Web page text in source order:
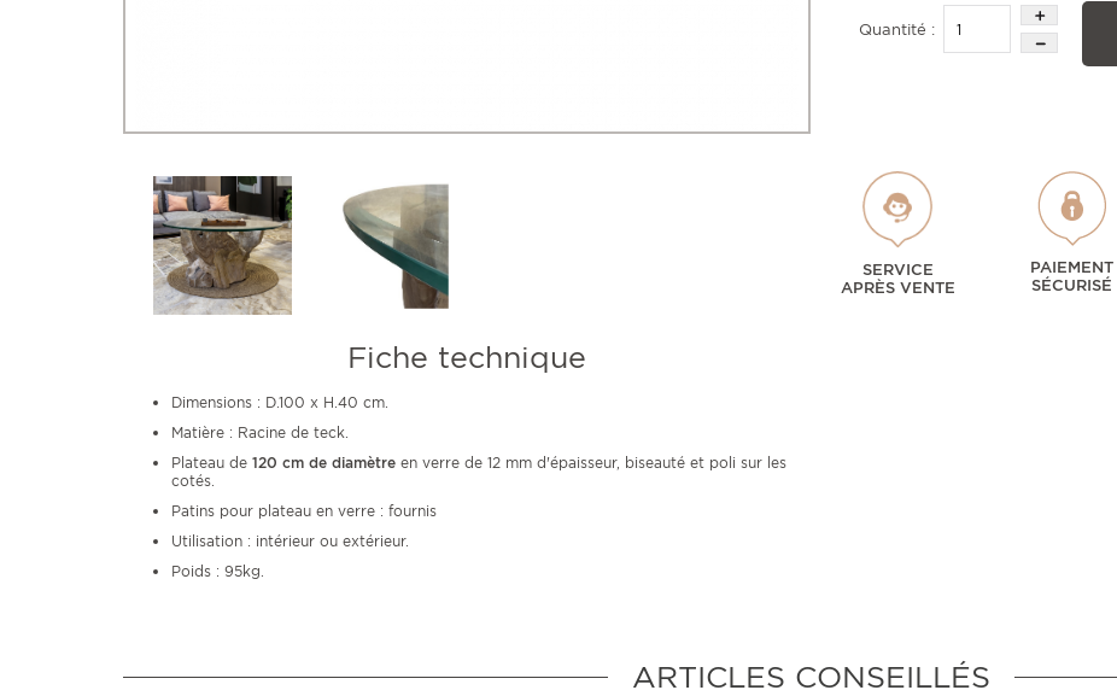
Fiche technique
Dimensions : D.100 x H.40 cm.
Matière : Racine de teck.
Plateau de 120 cm de diamètre en verre de 12 mm d'épaisseur, biseauté et poli sur les
cotés.
Patins pour plateau en verre : fournis
Utilisation : intérieur ou extérieur.
Poids : 95kg.
Quantité :
SERVICE
APRÈS VENTE
PAIEMENT
SÉCURISÉ
ARTICLES CONSEILLÉS